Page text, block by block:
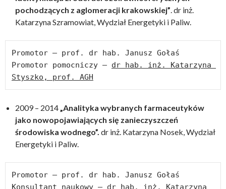
pochodzących z aglomeracji krakowskiej”. dr inż.
Katarzyna Szramowiat, Wydział Energetyki i Paliw.
Promotor – prof. dr hab. Janusz Gołaś
Promotor pomocniczy – dr hab. inż. Katarzyna
Styszko, prof. AGH
2009 – 2014„Analityka wybranych farmaceutyków
jako nowopojawiających się zanieczyszczeń
środowiska wodnego”. dr inż. Katarzyna Nosek, Wydział
Energetyki i Paliw.
Promotor – prof. dr hab. Janusz Gołaś
Konsultant naukowy – dr hab. inż. Katarzyna